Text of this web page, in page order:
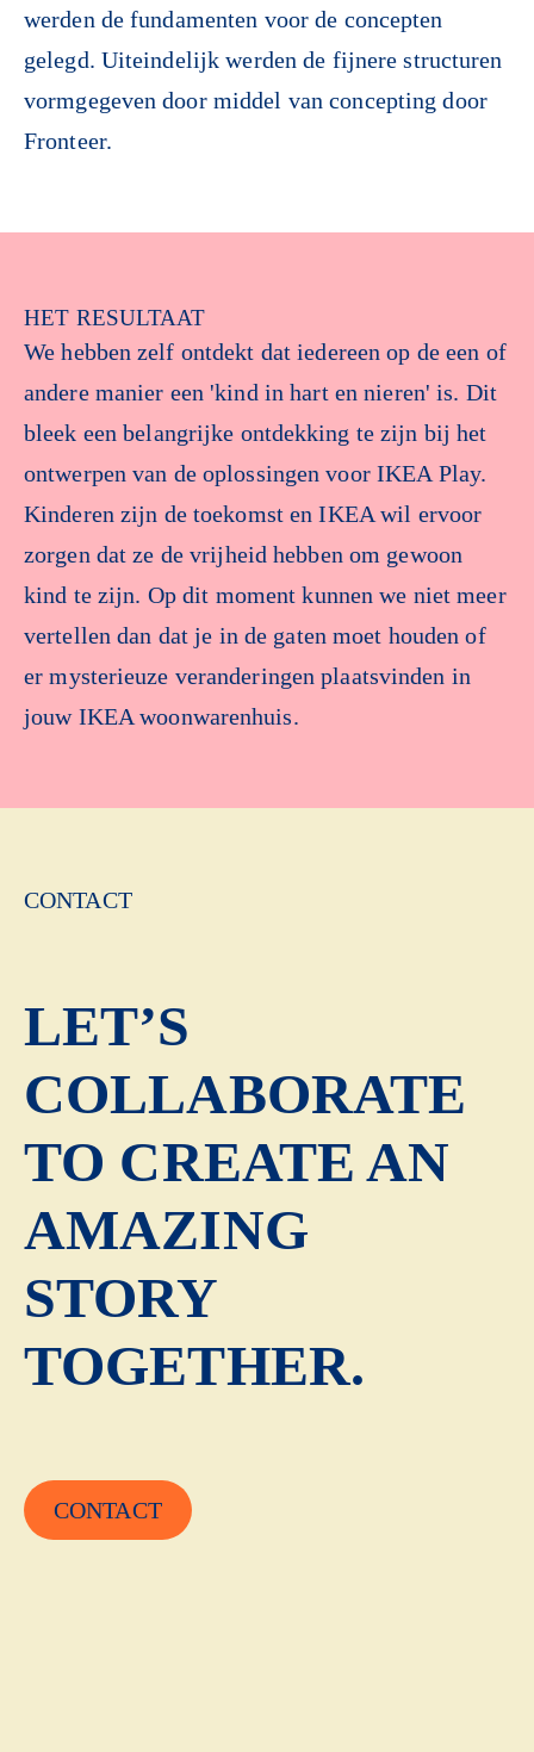
werden de fundamenten voor de concepten
gelegd. Uiteindelijk werden de fijnere structuren
vormgegeven door middel van concepting door
Fronteer.
HET RESULTAAT
We hebben zelf ontdekt dat iedereen op de een of
andere manier een 'kind in hart en nieren' is. Dit
bleek een belangrijke ontdekking te zijn bij het
ontwerpen van de oplossingen voor IKEA Play.
Kinderen zijn de toekomst en IKEA wil ervoor
zorgen dat ze de vrijheid hebben om gewoon
kind te zijn. Op dit moment kunnen we niet meer
vertellen dan dat je in de gaten moet houden of
er mysterieuze veranderingen plaatsvinden in
jouw IKEA woonwarenhuis.
CONTACT
LET’S
COLLABORATE
TO CREATE AN
AMAZING
STORY
TOGETHER.
CONTACT